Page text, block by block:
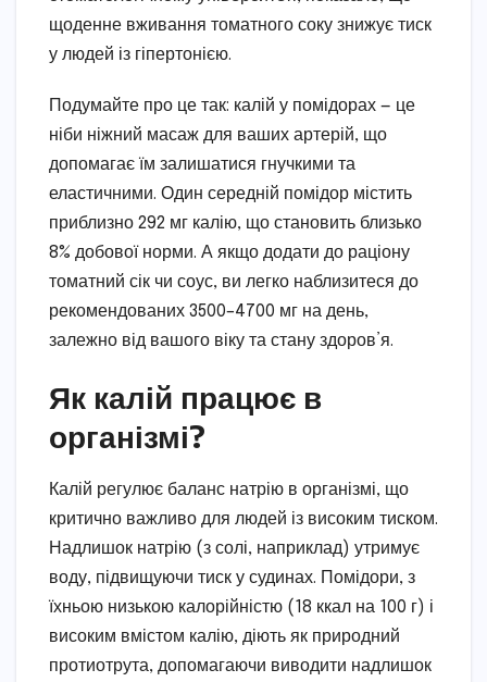
щоденне вживання томатного соку знижує тиск
у людей із гіпертонією.
Подумайте про це так: калій у помідорах — це
ніби ніжний масаж для ваших артерій, що
допомагає їм залишатися гнучкими та
еластичними. Один середній помідор містить
приблизно 292 мг калію, що становить близько
8% добової норми. А якщо додати до раціону
томатний сік чи соус, ви легко наблизитеся до
рекомендованих 3500–4700 мг на день,
залежно від вашого віку та стану здоров’я.
Як калій працює в
організмі?
Калій регулює баланс натрію в організмі, що
критично важливо для людей із високим тиском.
Надлишок натрію (з солі, наприклад) утримує
воду, підвищуючи тиск у судинах. Помідори, з
їхньою низькою калорійністю (18 ккал на 100 г) і
високим вмістом калію, діють як природний
протиотрута, допомагаючи виводити надлишок